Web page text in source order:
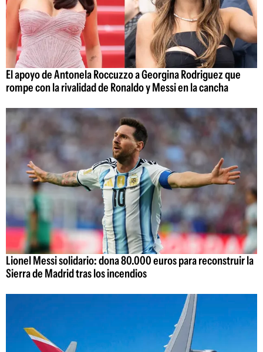
El apoyo de Antonela Roccuzzo a Georgina Rodriguez que
rompe con la rivalidad de Ronaldo y Messi en la cancha
Lionel Messi solidario: dona 80.000 euros para reconstruir la
Sierra de Madrid tras los incendios